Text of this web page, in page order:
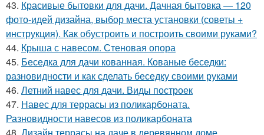
43. Красивые бытовки для дачи. Дачная бытовка — 120
фото-идей дизайна, выбор места установки (советы +
инструкция). Как обустроить и построить своими руками?
44. Крыша с навесом. Стеновая опора
45. Беседка для дачи кованная. Кованые беседки:
разновидности и как сделать беседку своими руками
46. Летний навес для дачи. Виды построек
47. Навес для террасы из поликарбоната.
Разновидности навесов из поликарбоната